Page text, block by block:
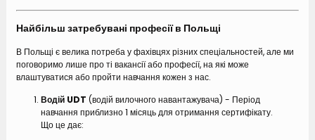
Найбільш затребувані професії в Польщі
В Польщі є велика потреба у фахівцях різних спеціальностей, але ми
поговоримо лише про ті вакансії або професії, на які може
влаштуватися або пройти навчання кожен з нас.
Водій UDT (водій вилочного навантажувача) - Період
навчання приблизно 1 місяць для отримання сертифікату.
Що це дає: